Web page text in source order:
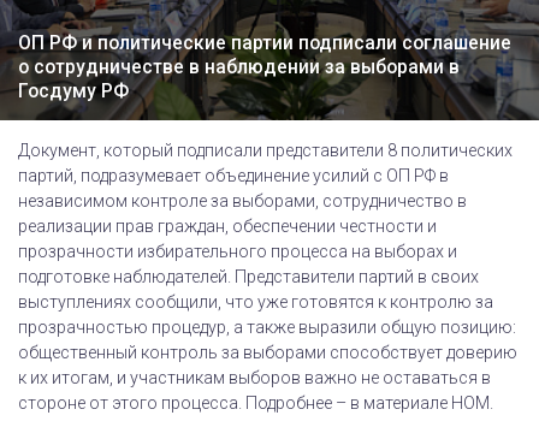
ОП РФ и политические партии подписали соглашение
о сотрудничестве в наблюдении за выборами в
Госдуму РФ
Документ, который подписали представители 8 политических
партий, подразумевает объединение усилий с ОП РФ в
независимом контроле за выборами, сотрудничество в
реализации прав граждан, обеспечении честности и
прозрачности избирательного процесса на выборах и
подготовке наблюдателей. Представители партий в своих
выступлениях сообщили, что уже готовятся к контролю за
прозрачностью процедур, а также выразили общую позицию:
общественный контроль за выборами способствует доверию
к их итогам, и участникам выборов важно не оставаться в
стороне от этого процесса. Подробнее – в материале НОМ.